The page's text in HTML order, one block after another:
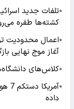
●تلفات جدید
کشته‌ها طفره
●
آغاز موج نهایی
●کلاس‌های
●
داده